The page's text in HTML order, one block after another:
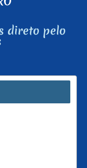
direto pelo